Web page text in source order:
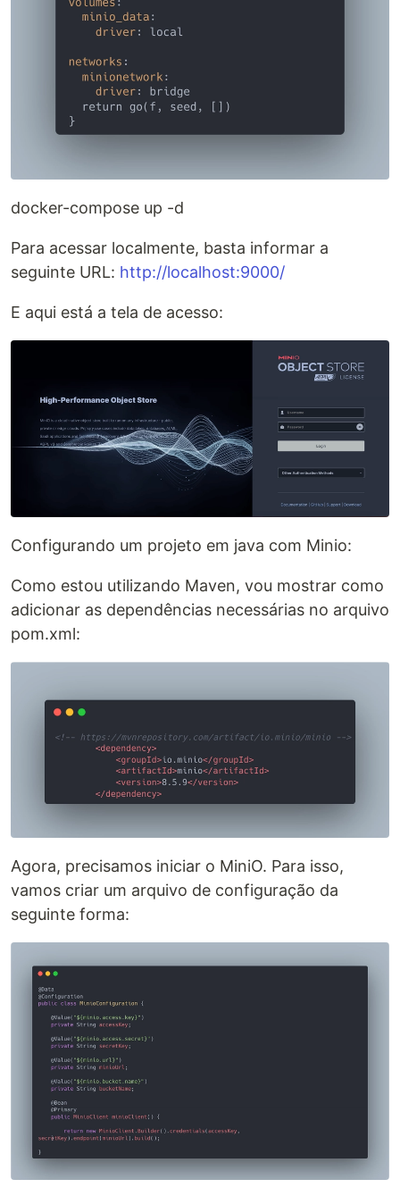
docker-compose up -d
Para acessar localmente, basta informar a
seguinte URL: http://localhost:9000/
E aqui está a tela de acesso:
Configurando um projeto em java com Minio:
Como estou utilizando Maven, vou mostrar como
adicionar as dependências necessárias no arquivo
pom.xml:
Agora, precisamos iniciar o MiniO. Para isso,
vamos criar um arquivo de configuração da
seguinte forma: